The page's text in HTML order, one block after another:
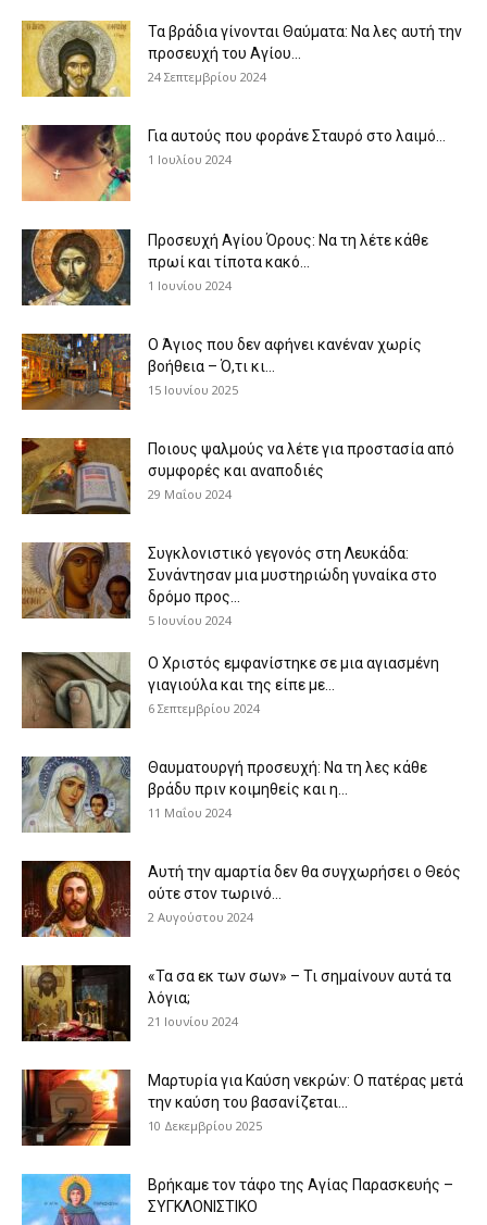
Τα βράδια γίνονται Θαύματα: Να λες αυτή την
προσευχή του Αγίου...
24 Σεπτεμβρίου 2024
Για αυτούς που φοράνε Σταυρό στο λαιμό…
1 Ιουλίου 2024
Προσευχή Αγίου Όρους: Να τη λέτε κάθε
πρωί και τίποτα κακό...
1 Ιουνίου 2024
Ο Άγιος που δεν αφήνει κανέναν χωρίς
βοήθεια – Ό,τι κι...
15 Ιουνίου 2025
Ποιους ψαλμούς να λέτε για προστασία από
συμφορές και αναποδιές
29 Μαΐου 2024
Συγκλονιστικό γεγονός στη Λευκάδα:
Συνάντησαν μια μυστηριώδη γυναίκα στο
δρόμο προς...
5 Ιουνίου 2024
Ο Χριστός εμφανίστηκε σε μια αγιασμένη
γιαγιούλα και της είπε με...
6 Σεπτεμβρίου 2024
Θαυματουργή προσευχή: Να τη λες κάθε
βράδυ πριν κοιμηθείς και η...
11 Μαΐου 2024
Αυτή την αμαρτία δεν θα συγχωρήσει ο Θεός
ούτε στον τωρινό...
2 Αυγούστου 2024
«Τα σα εκ των σων» – Τι σημαίνουν αυτά τα
λόγια;
21 Ιουνίου 2024
Μαρτυρία για Καύση νεκρών: Ο πατέρας μετά
την καύση του βασανίζεται...
10 Δεκεμβρίου 2025
Βρήκαμε τον τάφο της Αγίας Παρασκευής –
ΣΥΓΚΛΟΝΙΣΤΙΚΟ